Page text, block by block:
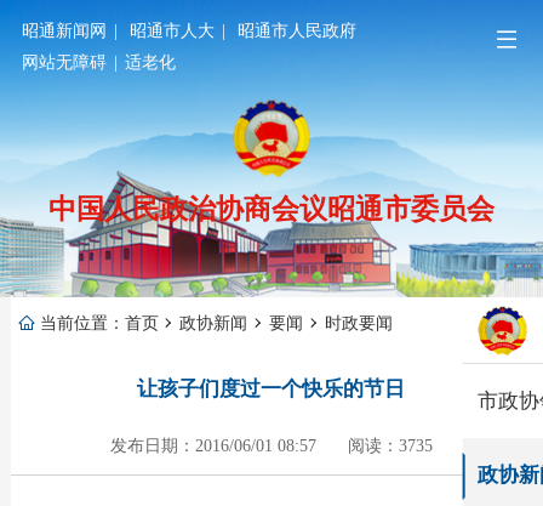
昭通新闻网 | 昭通市人大 |
昭通市人民政府
网站无障碍 | 适老化
中国人民政治协商会议昭通市委员会
市政
政协新
当前位置： 首页 政协新闻 要闻 时政要闻
让孩子们度过一个快乐的节日
发布日期：2016/06/01 08:57 阅读：3735